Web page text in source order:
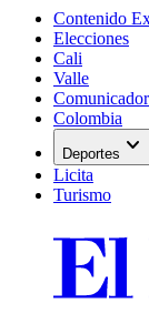
Contenido
Elecciones
Cali
Valle
Colombia
Deportes expand_more
Licita
Turismo